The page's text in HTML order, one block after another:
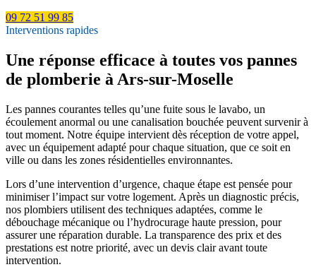
09 72 51 99 85
Interventions rapides
Une réponse efficace à toutes vos pannes
de plomberie à Ars-sur-Moselle
Les pannes courantes telles qu’une fuite sous le lavabo, un
écoulement anormal ou une canalisation bouchée peuvent survenir à
tout moment. Notre équipe intervient dès réception de votre appel,
avec un équipement adapté pour chaque situation, que ce soit en
ville ou dans les zones résidentielles environnantes.
Lors d’une intervention d’urgence, chaque étape est pensée pour
minimiser l’impact sur votre logement. Après un diagnostic précis,
nos plombiers utilisent des techniques adaptées, comme le
débouchage mécanique ou l’hydrocurage haute pression, pour
assurer une réparation durable. La transparence des prix et des
prestations est notre priorité, avec un devis clair avant toute
intervention.